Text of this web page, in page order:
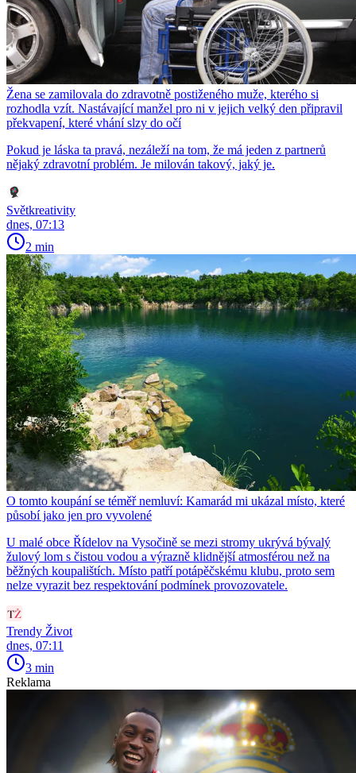
Žena se zamilovala do zdravotně postiženého muže, kterého si
rozhodla vzít. Nastávající manžel pro ni v jejich velký den připravil
překvapení, které vhání slzy do očí
Pokud je láska ta pravá, nezáleží na tom, že má jeden z partnerů
nějaký zdravotní problém. Je milován takový, jaký je.
Světkreativity
dnes, 07:13
2 min
O tomto koupání se téměř nemluví: Kamarád mi ukázal místo, které
působí jako jen pro vyvolené
U malé obce Řídelov na Vysočině se mezi stromy ukrývá bývalý
žulový lom s čistou vodou a výrazně klidnější atmosférou než na
běžných koupalištích. Místo patří potápěčskému klubu, proto sem
nelze vyrazit bez respektování podmínek provozovatele.
Trendy Život
dnes, 07:11
3 min
Reklama